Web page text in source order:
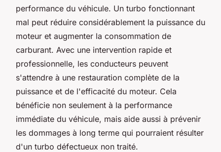
performance du véhicule. Un turbo fonctionnant
mal peut réduire considérablement la puissance du
moteur et augmenter la consommation de
carburant. Avec une intervention rapide et
professionnelle, les conducteurs peuvent
s'attendre à une restauration complète de la
puissance et de l'efficacité du moteur. Cela
bénéficie non seulement à la performance
immédiate du véhicule, mais aide aussi à prévenir
les dommages à long terme qui pourraient résulter
d'un turbo défectueux non traité.